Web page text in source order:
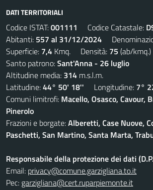
DATI TERRITORIALI
Codice ISTAT:001111 Codice Catastale:
Abitanti: 557 al 31/12/2024
Superficie: 7,4 Kmq. Densità: 75 (ab/kmq.)
Santo patrono:Sant'Anna - 26 luglio
Altitudine media: 314 m.s.l.m.
Latitudine:44° 50' 18'' Longitudine: 7°
Comuni limitrofi: Macello, Osasco, Cavour,
Pinerolo
Frazioni e borgate:Alberetti, Case Nuove,
Paschetti, San Martino, Santa Marta,
Responsabile della protezione dei dati
Email: privacy@comune.garzigliana.to.it
Pec: garzigliana@cert.ruparpiemonte.it